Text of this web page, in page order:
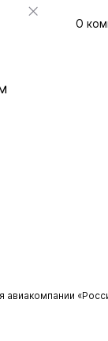
О
авиакомпании